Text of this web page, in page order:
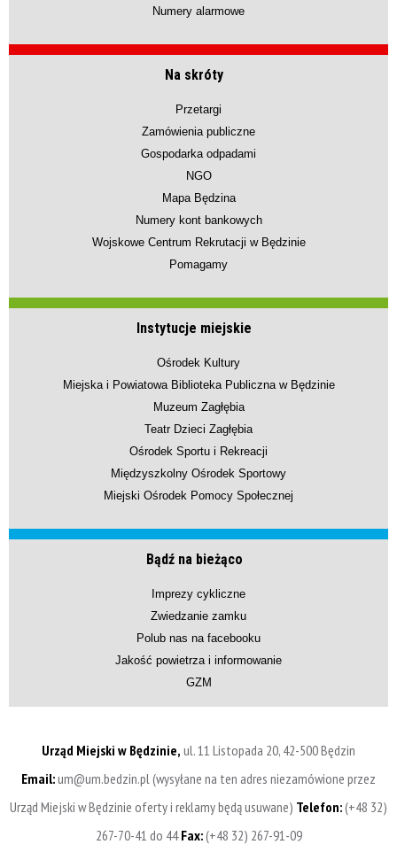
Numery alarmowe
Na skróty
Przetargi
Zamówienia publiczne
Gospodarka odpadami
NGO
Mapa Będzina
Numery kont bankowych
Wojskowe Centrum Rekrutacji w Będzinie
Pomagamy
Instytucje miejskie
Ośrodek Kultury
Miejska i Powiatowa Biblioteka Publiczna w Będzinie
Muzeum Zagłębia
Teatr Dzieci Zagłębia
Ośrodek Sportu i Rekreacji
Międzyszkolny Ośrodek Sportowy
Miejski Ośrodek Pomocy Społecznej
Bądź na bieżąco
Imprezy cykliczne
Zwiedzanie zamku
Polub nas na facebooku
Jakość powietrza i informowanie
GZM
Urząd Miejski w Będzinie, ul. 11 Listopada 20, 42-500 Będzin
Email:um@um.bedzin.pl (wysyłane na ten adres niezamówione przez
Urząd Miejski w Będzinie oferty i reklamy będą usuwane) Telefon:(+48 32)
267-70-41 do 44Fax:(+48 32) 267-91-09